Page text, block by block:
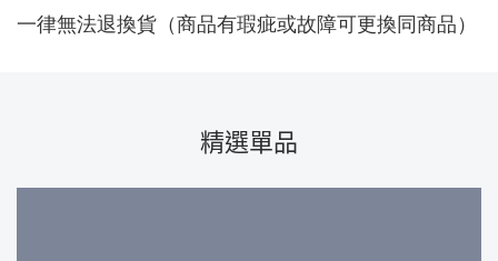
一律無法退換貨（商品有瑕疵或故障可更換同商品）
精選單品